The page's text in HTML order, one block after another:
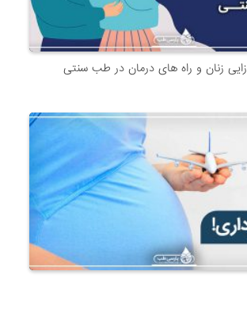
زنان و راه های درمان در طب سنتی